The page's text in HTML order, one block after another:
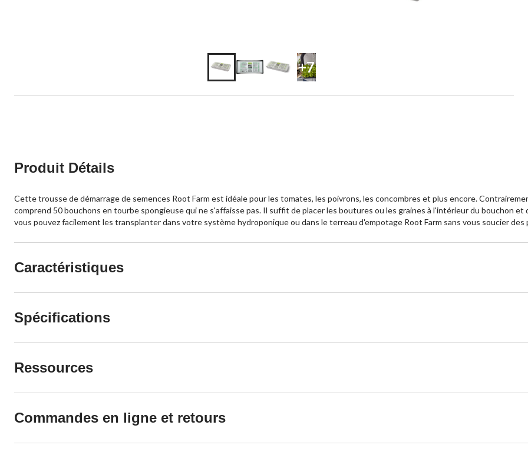
+7
Produit Détails
Cette trousse de démarrage de semences Root Farm est idéale pour les tomates, les poivrons, les concombres et plus encore.
comprend 50 bouchons en tourbe spongieuse qui ne s'affaisse pas. Il suffit de placer les boutures ou les graines à l'intérieur du bouchon
vous pouvez facilement les transplanter dans votre système hydroponique ou dans le terreau d'empotage Root Farm sans vous soucier
Caractéristiques
Spécifications
Ressources
Commandes en ligne et retours